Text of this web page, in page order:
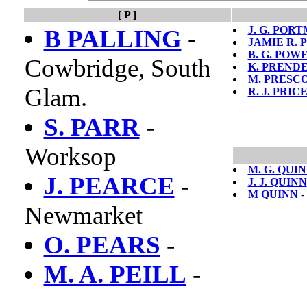
[ P ]
B PALLING -
Cowbridge, South
Glam.
S. PARR-
Worksop
J. PEARCE -
Newmarket
O. PEARS -
M. A. PEILL -
J. G.
JAMIE R.
B. G.
K.
M.
R. J. PRICE
M. G.
J. J. QUINN
M QUINN-